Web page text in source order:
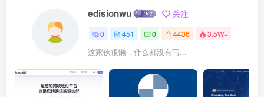
edisionwu 关注
0 451 0 4436 3.5W+
这家伙很懒，什么都没有写...